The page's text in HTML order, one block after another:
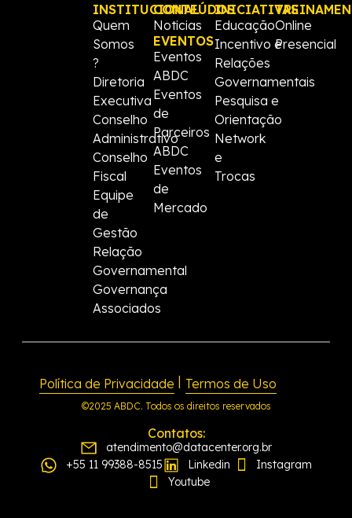
INSTITUCIONAL
Quem
Somos
?
Diretoria
Executiva
Conselho
Administrativo
Conselho
Fiscal
Equipe
de
Gestão
Relação
Governamental
Governança
Associados
CONTEÚDOS
Noticias
EVENTOS
Eventos
ABDC
Eventos
de
Parceiros
ABDC
Eventos
de
Mercado
INICIATIVAS
Educação
Incentivo e
Relações
Governamentais
Pesquisa e
Orientação
Network
e
Trocas
Online
Presencial
Política de Privacidade | Termos de Uso
©2025 ABDC. Todos os direitos reservados
Contatos:
atendimento@datacenter.org.br
+55 11 99388-8515
Linkedin
Instagram
Youtube